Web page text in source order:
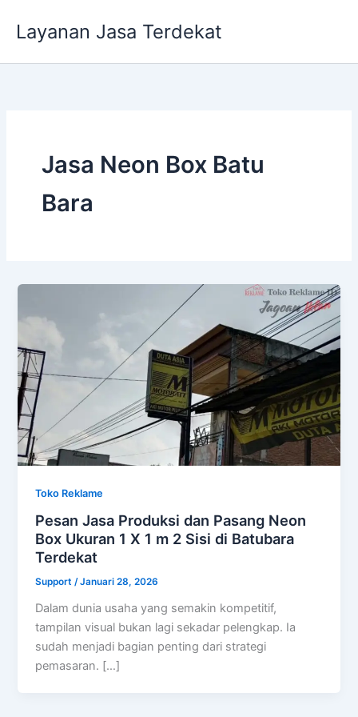
Layanan Jasa Terdekat
Jasa Neon Box Batu
Bara
Toko Reklame
Pesan Jasa Produksi dan Pasang Neon
Box Ukuran 1 X 1 m 2 Sisi di Batubara
Terdekat
Support/Januari 28, 2026
Dalam dunia usaha yang semakin kompetitif,
tampilan visual bukan lagi sekadar pelengkap. Ia
sudah menjadi bagian penting dari strategi
pemasaran. […]